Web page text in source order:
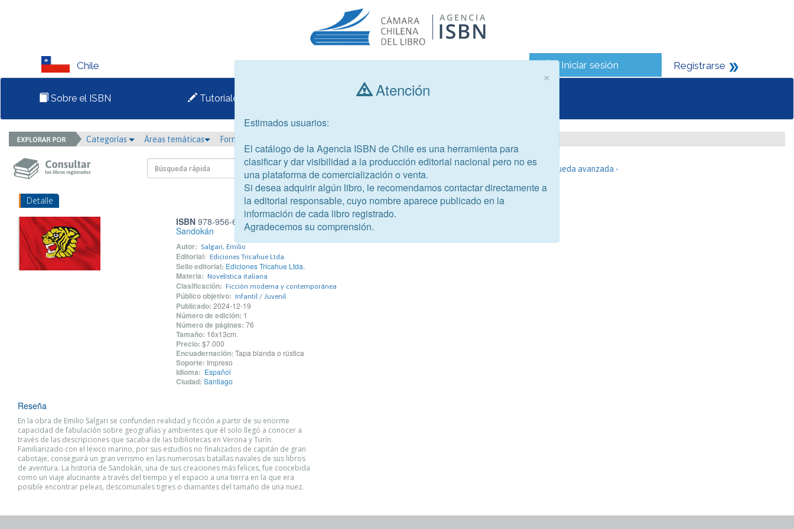
Chile Iniciar sesión Registrarse
Sobre el ISBN Tutoriales Consultar libros
Categorías Áreas temáticas Formato
- Búsqueda avanzada -
Detalle
ISBN978-956-6306-58-0
Sandokán
Autor: Salgari, Emilio
Editorial: Ediciones Tricahue Ltda.
Sello editorial: Ediciones Tricahue Ltda.
Materia: Novelística italiana
Clasificación: Ficción moderna y contemporánea
Público objetivo: Infantil / Juvenil
Publicado: 2024-12-19
Número de edición: 1
Número de páginas: 76
Tamaño: 16x13cm.
Precio: $7.000
Encuadernación: Tapa blanda o rústica
Soporte: Impreso
Idioma: Español
Ciudad: Santiago
Reseña
En la obra de Emilio Salgari se confunden realidad y ficción a partir de su enorme
capacidad de fabulación sobre geografías y ambientes que él solo llegó a conocer a
través de las descripciones que sacaba de las bibliotecas en Verona y Turín.
Familiarizado con el léxico marino, por sus estudios no finalizados de capitán de gran
cabotaje, conseguirá un gran verismo en las numerosas batallas navales de sus libros
de aventura. La historia de Sandokán, una de sus creaciones más felices, fue concebida
como un viaje alucinante a través del tiempo y el espacio a una tierra en la que era
posible encontrar peleas, descomunales tigres o diamantes del tamaño de una nuez.
×
Atención
Estimados usuarios:
El catálogo de la Agencia ISBN de Chile es una herramienta para
clasificar y dar visibilidad a la producción editorial nacional pero no es
una plataforma de comercialización o venta.
Si desea adquirir algún libro, le recomendamos contactar directamente a
la editorial responsable, cuyo nombre aparece publicado en la
información de cada libro registrado.
Agradecemos su comprensión.